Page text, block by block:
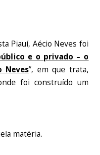
Piauí, Aécio Neves foi
e o privado – o
Neves”, em que trata,
foi construído um
matéria.